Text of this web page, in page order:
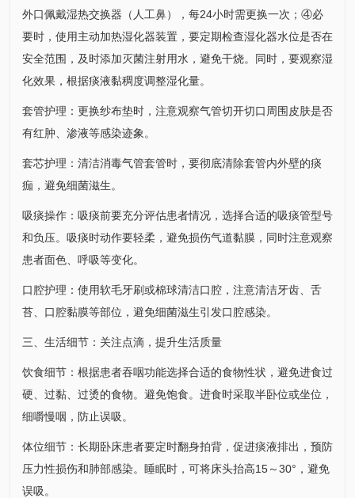
外口佩戴湿热交换器（人工鼻），每24小时需更换一次；④必
要时，使用主动加热湿化器装置，要定期检查湿化器水位是否在
安全范围，及时添加灭菌注射用水，避免干烧。同时，要观察湿
化效果，根据痰液黏稠度调整湿化量。
套管护理：更换纱布垫时，注意观察气管切开切口周围皮肤是否
有红肿、渗液等感染迹象。
套芯护理：清洁消毒气管套管时，要彻底清除套管内外壁的痰
痂，避免细菌滋生。
吸痰操作：吸痰前要充分评估患者情况，选择合适的吸痰管型号
和负压。吸痰时动作要轻柔，避免损伤气道黏膜，同时注意观察
患者面色、呼吸等变化。
口腔护理：使用软毛牙刷或棉球清洁口腔，注意清洁牙齿、舌
苔、口腔黏膜等部位，避免细菌滋生引发口腔感染。
三、生活细节：关注点滴，提升生活质量
饮食细节：根据患者吞咽功能选择合适的食物性状，避免进食过
硬、过黏、过烫的食物。避免饱食。进食时采取半卧位或坐位，
细嚼慢咽，防止误吸。
体位细节：长期卧床患者要定时翻身拍背，促进痰液排出，预防
压力性损伤和肺部感染。睡眠时，可将床头抬高15～30°，避免
误吸。